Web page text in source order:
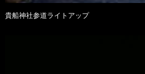
貴船神社参道ライトアップ